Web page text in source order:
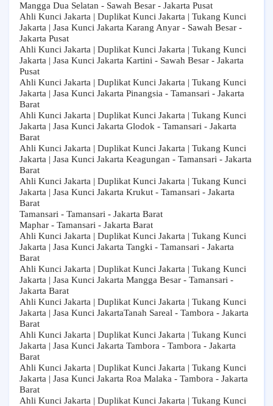
Mangga Dua Selatan - Sawah Besar - Jakarta Pusat
Ahli Kunci Jakarta | Duplikat Kunci Jakarta | Tukang Kunci
Jakarta | Jasa Kunci Jakarta Karang Anyar - Sawah Besar -
Jakarta Pusat
Ahli Kunci Jakarta | Duplikat Kunci Jakarta | Tukang Kunci
Jakarta | Jasa Kunci Jakarta Kartini - Sawah Besar - Jakarta
Pusat
Ahli Kunci Jakarta | Duplikat Kunci Jakarta | Tukang Kunci
Jakarta | Jasa Kunci Jakarta Pinangsia - Tamansari - Jakarta
Barat
Ahli Kunci Jakarta | Duplikat Kunci Jakarta | Tukang Kunci
Jakarta | Jasa Kunci Jakarta Glodok - Tamansari - Jakarta
Barat
Ahli Kunci Jakarta | Duplikat Kunci Jakarta | Tukang Kunci
Jakarta | Jasa Kunci Jakarta Keagungan - Tamansari - Jakarta
Barat
Ahli Kunci Jakarta | Duplikat Kunci Jakarta | Tukang Kunci
Jakarta | Jasa Kunci Jakarta Krukut - Tamansari - Jakarta
Barat
Tamansari - Tamansari - Jakarta Barat
Maphar - Tamansari - Jakarta Barat
Ahli Kunci Jakarta | Duplikat Kunci Jakarta | Tukang Kunci
Jakarta | Jasa Kunci Jakarta Tangki - Tamansari - Jakarta
Barat
Ahli Kunci Jakarta | Duplikat Kunci Jakarta | Tukang Kunci
Jakarta | Jasa Kunci Jakarta Mangga Besar - Tamansari -
Jakarta Barat
Ahli Kunci Jakarta | Duplikat Kunci Jakarta | Tukang Kunci
Jakarta | Jasa Kunci JakartaTanah Sareal - Tambora - Jakarta
Barat
Ahli Kunci Jakarta | Duplikat Kunci Jakarta | Tukang Kunci
Jakarta | Jasa Kunci Jakarta Tambora - Tambora - Jakarta
Barat
Ahli Kunci Jakarta | Duplikat Kunci Jakarta | Tukang Kunci
Jakarta | Jasa Kunci Jakarta Roa Malaka - Tambora - Jakarta
Barat
Ahli Kunci Jakarta | Duplikat Kunci Jakarta | Tukang Kunci